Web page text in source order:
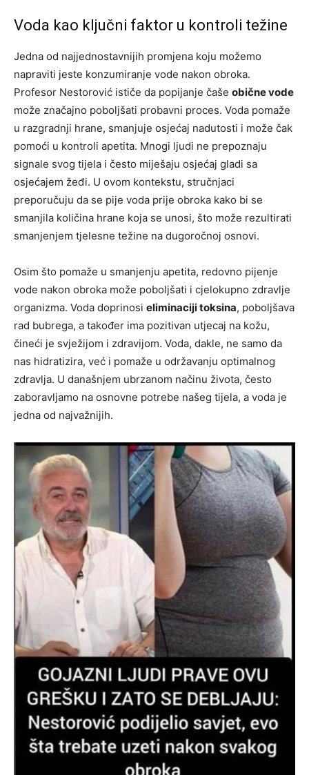
Voda kao ključni faktor u kontroli težine
Jedna od najjednostavnijih promjena koju možemo
napraviti jeste konzumiranje vode nakon obroka.
Profesor Nestorović ističe da popijanje čaše obične vode
može značajno poboljšati probavni proces. Voda pomaže
u razgradnji hrane, smanjuje osjećaj nadutosti i može čak
pomoći u kontroli apetita. Mnogi ljudi ne prepoznaju
signale svog tijela i često miješaju osjećaj gladi sa
osjećajem žeđi. U ovom kontekstu, stručnjaci
preporučuju da se pije voda prije obroka kako bi se
smanjila količina hrane koja se unosi, što može rezultirati
smanjenjem tjelesne težine na dugoročnoj osnovi.
Osim što pomaže u smanjenju apetita, redovno pijenje
vode nakon obroka može poboljšati i cjelokupno zdravlje
organizma. Voda doprinosi eliminaciji toksina, poboljšava
rad bubrega, a također ima pozitivan utjecaj na kožu,
čineći je svježijom i zdravijom. Voda, dakle, ne samo da
nas hidratizira, već i pomaže u održavanju optimalnog
zdravlja. U današnjem ubrzanom načinu života, često
zaboravljamo na osnovne potrebe našeg tijela, a voda je
jedna od najvažnijih.